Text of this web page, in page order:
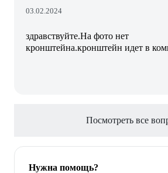
03.02.2024
здравствуйте.На фото нет
кронштейна.кронштейн идет в
Посмотреть все
Нужна помощь?